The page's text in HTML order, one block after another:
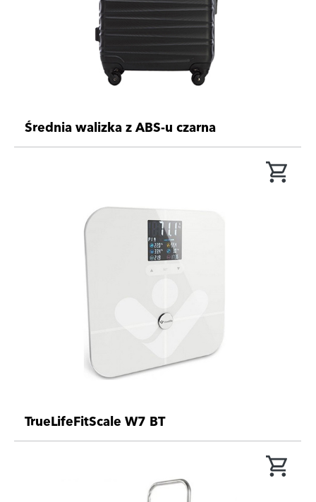
Średnia walizka z ABS-u czarna
TrueLifeFitScale W7 BT